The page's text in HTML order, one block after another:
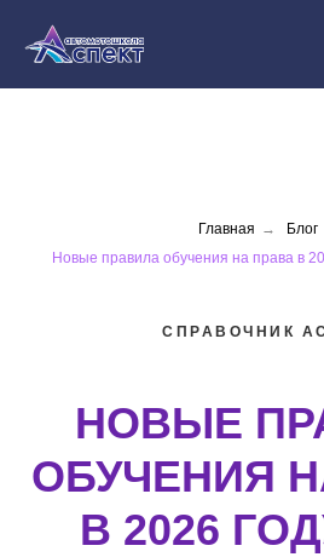
Главная → Блог
Новые правила обучения на права в
СПРАВОЧНИК
НОВЫЕ
ОБУЧЕНИЯ
В 2026